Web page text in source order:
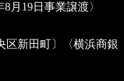
月19日事業譲渡〉
区新田町〕〈横浜商銀